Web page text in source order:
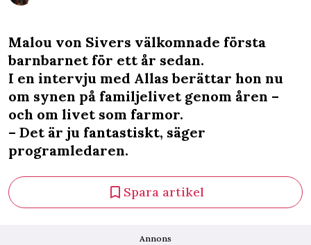
Malou von Sivers välkomnade första
barnbarnet för ett år sedan.
I en intervju med Allas berättar hon nu
om synen på familjelivet genom åren –
och om livet som farmor.
– Det är ju fantastiskt, säger
programledaren.
Spara artikel
Annons